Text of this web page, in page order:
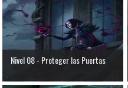
Nivel 08 - Proteger las Puertas